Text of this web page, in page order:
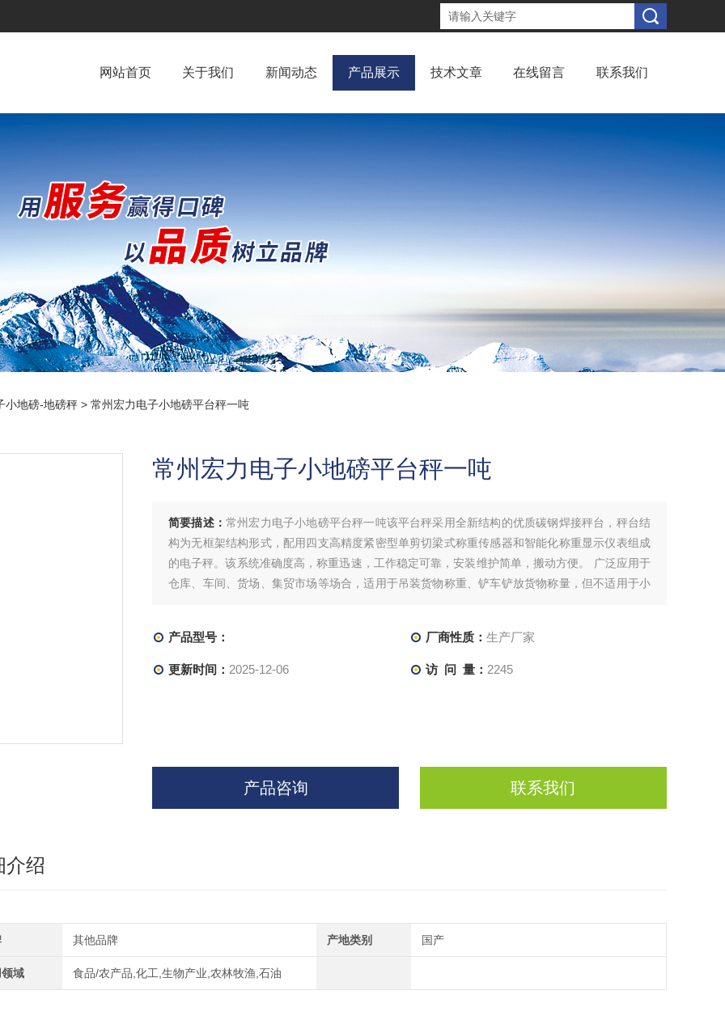
网站首页 关于我们 新闻动态 产品展示 技术文章 在线留言 联系我们
小地磅-地磅秤 > 常州宏力电子小地磅平台秤一吨
常州宏力电子小地磅平台秤一吨
简要描述： 常州宏力电子小地磅平台秤一吨该平台秤采用全新结构的优质碳钢焊接秤台，秤台结
构为无框架结构形式，配用四支高精度紧密型单剪切梁式称重传感器和智能化称重显示仪表组成
的电子秤。该系统准确度高，称重迅速，工作稳定可靠，安装维护简单，搬动方便。 广泛应用于
仓库、车间、货场、集贸市场等场合，适用于吊装货物称重、铲车铲放货物称量，但不适用于小
产品型号： 厂商性质： 生产厂家
更新时间： 2025-12-06 访 问 量： 2245
产品咨询 联系我们
介绍
其他品牌 产地类别 国产
域 食品/农产品,化工,生物产业,农林牧渔,石油